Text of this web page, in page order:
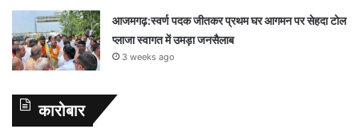
आजमगढ़:स्वर्ण पदक जीतकर प्रथम घर आगमन पर सेहदा टोल
प्लाजा स्वागत में उमड़ा जनसैलाब
3 weeks ago
कारोबार